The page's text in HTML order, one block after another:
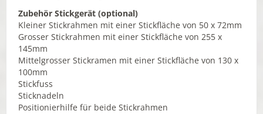
Zubehör Stickgerät (optional)
Kleiner Stickrahmen mit einer Stickfläche von 50 x 72mm
Grosser Stickrahmen mit einer Stickfläche von 255 x
145mm
Mittelgrosser Stickramen mit einer Stickfläche von 130 x
100mm
Stickfuss
Sticknadeln
Positionierhilfe für beide Stickrahmen